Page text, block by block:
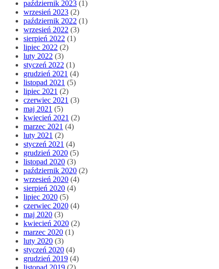
październik 2023 (1)
wrzesień 2023 (2)
październik 2022 (1)
wrzesień 2022 (3)
sierpień 2022 (1)
lipiec 2022 (2)
luty 2022 (3)
styczeń 2022 (1)
grudzień 2021 (4)
listopad 2021 (5)
lipiec 2021 (2)
czerwiec 2021 (3)
maj 2021 (5)
kwiecień 2021 (2)
marzec 2021 (4)
luty 2021 (2)
styczeń 2021 (4)
grudzień 2020 (5)
listopad 2020 (3)
październik 2020 (2)
wrzesień 2020 (4)
sierpień 2020 (4)
lipiec 2020 (5)
czerwiec 2020 (4)
maj 2020 (3)
kwiecień 2020 (2)
marzec 2020 (1)
luty 2020 (3)
styczeń 2020 (4)
grudzień 2019 (4)
listopad 2019 (2)